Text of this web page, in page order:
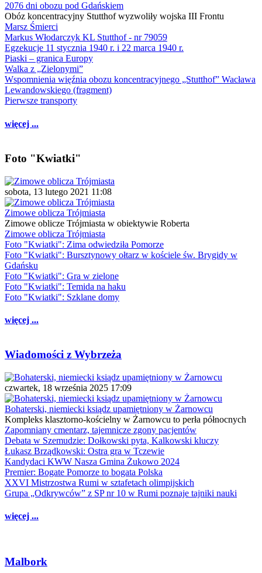
2076 dni obozu pod Gdańskiem
Obóz koncentracyjny Stutthof wyzwoliły wojska III Frontu
Marsz Śmierci
Markus Włodarczyk KL Stutthof - nr 79059
Egzekucje 11 stycznia 1940 r. i 22 marca 1940 r.
Piaski – granica Europy
Walka z „Zielonymi”
Wspomnienia więźnia obozu koncentracyjnego „Stutthof” Wacława
Lewandowskiego (fragment)
Pierwsze transporty
więcej ...
Foto "Kwiatki"
sobota, 13 lutego 2021 11:08
Zimowe oblicza Trójmiasta
Zimowe oblicze Trójmiasta w obiektywie Roberta
Zimowe oblicza Trójmiasta
Foto "Kwiatki": Zima odwiedziła Pomorze
Foto "Kwiatki": Bursztynowy ołtarz w kościele św. Brygidy w
Gdańsku
Foto "Kwiatki": Gra w zielone
Foto "Kwiatki": Temida na haku
Foto "Kwiatki": Szklane domy
więcej ...
Wiadomości z Wybrzeża
czwartek, 18 września 2025 17:09
Bohaterski, niemiecki ksiądz upamiętniony w Żarnowcu
Kompleks klasztorno-kościelny w Żarnowcu to perła północnych
Zapomniany cmentarz, tajemnicze zgony pacjentów
Debata w Szemudzie: Dołkowski pyta, Kalkowski kluczy
Łukasz Brządkowski: Ostra gra w Tczewie
Kandydaci KWW Nasza Gmina Żukowo 2024
Premier: Bogate Pomorze to bogata Polska
XXVI Mistrzostwa Rumi w sztafetach olimpijskich
Grupa „Odkrywców” z SP nr 10 w Rumi poznaje tajniki nauki
więcej ...
Malbork